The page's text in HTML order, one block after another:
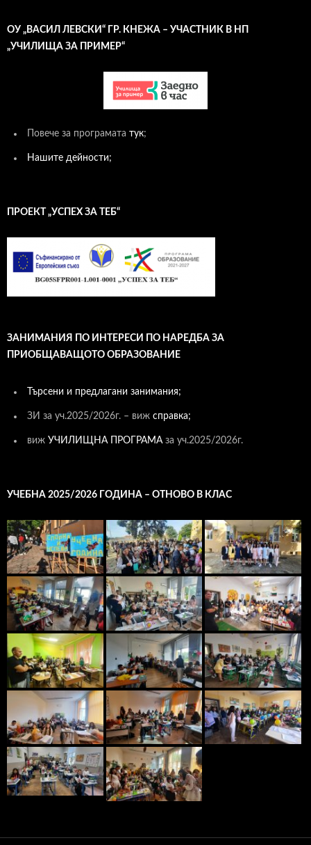
ОУ „ВАСИЛ ЛЕВСКИ“ ГР. КНЕЖА – УЧАСТНИК В НП
„УЧИЛИЩА ЗА ПРИМЕР“
Повече за програмата тук;
Нашите дейности;
ПРОЕКТ „УСПЕХ ЗА ТЕБ“
ЗАНИМАНИЯ ПО ИНТЕРЕСИ ПО НАРЕДБА ЗА
ПРИОБЩАВАЩОТО ОБРАЗОВАНИЕ
Търсени и предлагани занимания;
ЗИ за уч.2025/2026г. – виж справка;
виж УЧИЛИЩНА ПРОГРАМАза уч.2025/2026г.
УЧЕБНА 2025/2026 ГОДИНА – ОТНОВО В КЛАС